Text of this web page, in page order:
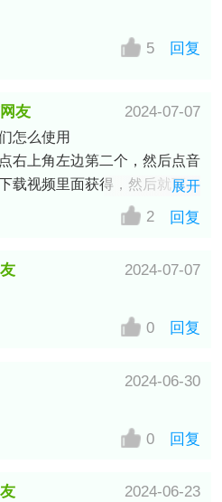
5 回复
友 2024-07-07
怎么使用
右上角左边第二个，然后点音
载视频里面获得，然后就可以
展开
2 回复
2024-07-07
0 回复
2024-06-30
0 回复
2024-06-23